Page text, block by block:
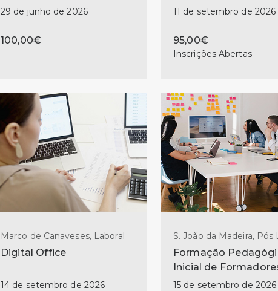
29 de junho de 2026
100,00€
11 de setembro de 2026
95,00€
Inscrições Abertas
Marco de Canaveses, Laboral
Digital Office
14 de setembro de 2026
S. João da Madeira, Pós
Formação
Inicial de
ed)
15 de setembro de 2026